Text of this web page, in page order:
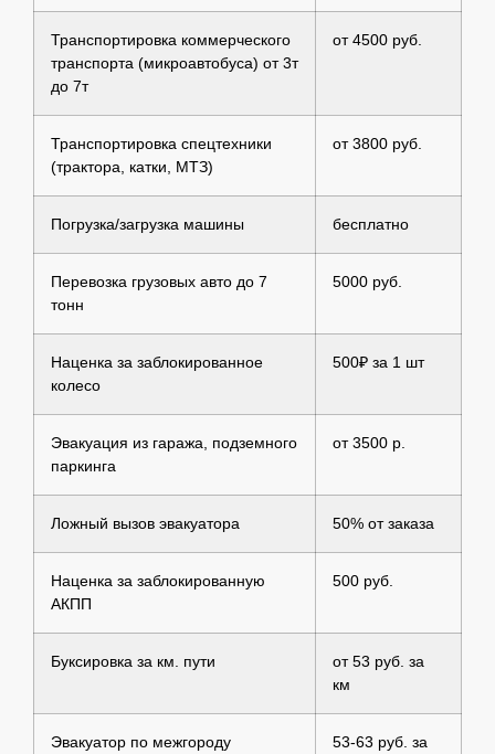
Транспортировка коммерческого
транспорта (микроавтобуса) от 3т
до 7т
от 4500 руб.
Транспортировка спецтехники
(трактора, катки, МТЗ)
от 3800 руб.
Погрузка/загрузка машины бесплатно
Перевозка грузовых авто до 7
тонн
5000 руб.
Наценка за заблокированное
колесо
500₽ за 1 шт
Эвакуация из гаража, подземного
паркинга
от 3500 р.
Ложный вызов эвакуатора 50% от заказа
Наценка за заблокированную
АКПП
500 руб.
Буксировка за км. пути
от 53 руб. за
км
Эвакуатор по межгороду
53-63 руб. за